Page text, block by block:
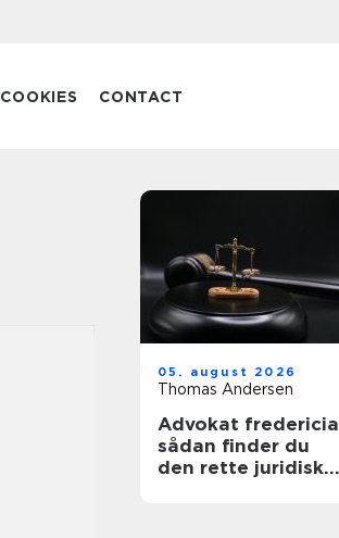
COOKIES CONTACT
05. august 2026
Thomas Andersen
Advokat fredericia
sådan finder du
den rette juridiske